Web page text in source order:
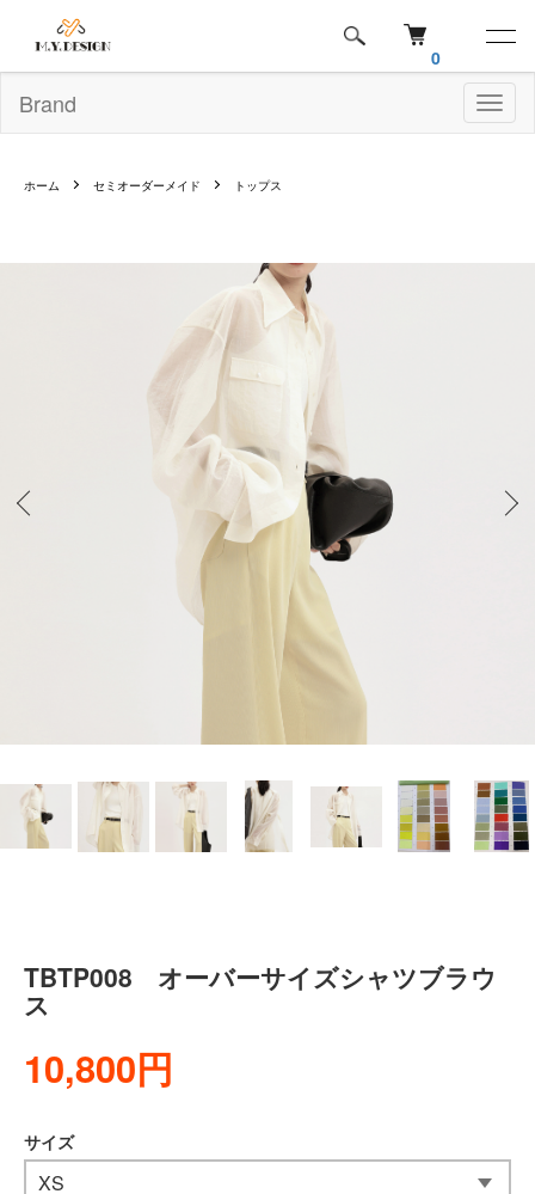
Brand
0
ホーム セミオーダーメイド トップス
TBTP008 オーバーサイズシャツブラウ
ス
10,800円
サイズ